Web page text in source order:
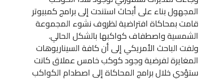
المجهول بناء على أبحاث استندت إلى برامج كمبيوتر
قامت بمحاكاة افتراضية لظروف نشوء المجموعة
الشمسية واصطفاف كواكبها بالشكل الحالي.
ولفت الباحث الأمريكي إلى أن كافة السيناريوهات
المغايرة لفرضية وجود كوكب خامس عملاق كانت
ستؤدي خلال برامج المحاكاة إلى اصطدام الكواكب